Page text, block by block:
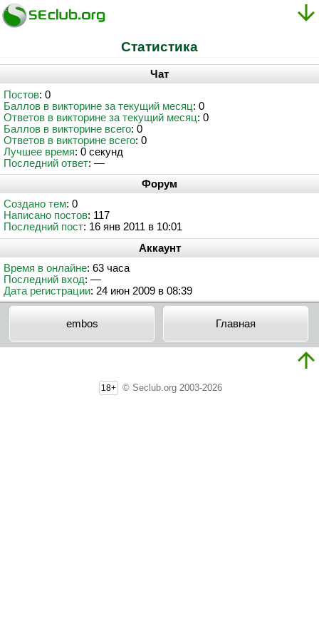
Статистика
Чат
Постов: 0
Баллов в викторине за текущий месяц: 0
Ответов в викторине за текущий месяц: 0
Баллов в викторине всего: 0
Ответов в викторине всего: 0
Лучшее время: 0 секунд
Последний ответ: —
Форум
Создано тем: 0
Написано постов: 117
Последний пост: 16 янв 2011 в 10:01
Аккаунт
Время в онлайне: 63 часа
Последний вход: —
Дата регистрации: 24 июн 2009 в 08:39
embos Главная
18+ © Seclub.org 2003-2026